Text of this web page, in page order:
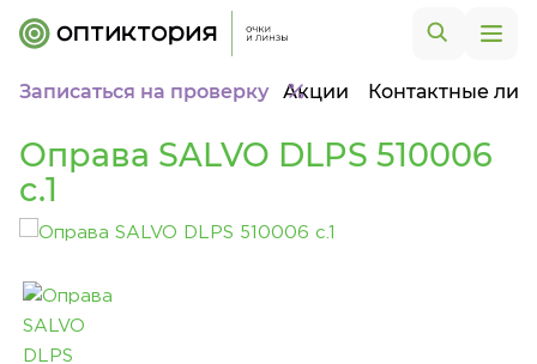
Записаться на проверку Акции Контактные
Оправа SALVO DLPS 510006
c.1